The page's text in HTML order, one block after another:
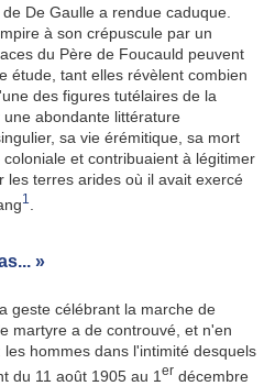
De Gaulle a rendue caduque.
à son crépuscule par un
du Père de Foucauld peuvent
étude, tant elles révèlent combien
des figures tutélaires de la
abondante littérature
sa vie érémitique, sa mort
et contribuaient à légitimer
les terres arides où il avait exercé
1
»
geste célébrant la marche de
martyre a de controuvé, et n'en
hommes dans l'intimité desquels
du 11 août 1905 au 1 er décembre